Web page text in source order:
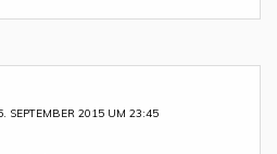
SEPTEMBER 2015 UM 23:45